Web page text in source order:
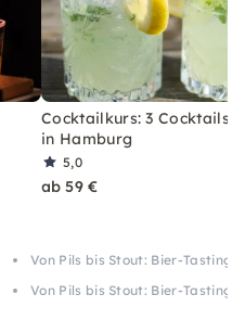
Cocktailkurs: 3 Cocktails
in Hamburg
5,0
ab 59 €
Von Pils bis Stout: Bier-Tasting
Von Pils bis Stout: Bier-Tasting